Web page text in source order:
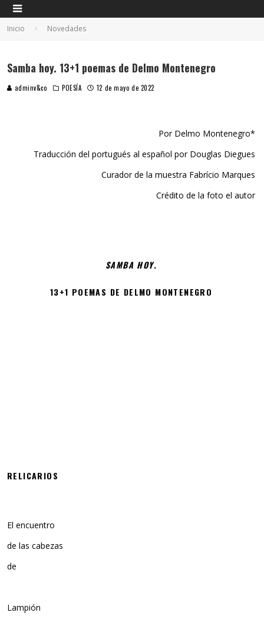
Inicio Novedades
Samba hoy. 13+1 poemas de Delmo Montenegro
adminv&co POESÍA 12 de mayo de 2022
Por Delmo Montenegro*
Traducción del portugués al español por Douglas Diegues
Curador de la muestra Fabrício Marques
Crédito de la foto el autor
SAMBA HOY.
13+1 POEMAS DE DELMO MONTENEGRO
RELICARIOS
El encuentro
de las cabezas
de
Lampión